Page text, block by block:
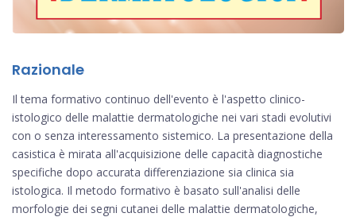
Razionale
Il tema formativo continuo dell'evento è l'aspetto clinico-
istologico delle malattie dermatologiche nei vari stadi evolutivi
con o senza interessamento sistemico. La presentazione della
casistica è mirata all'acquisizione delle capacità diagnostiche
specifiche dopo accurata differenziazione sia clinica sia
istologica. Il metodo formativo è basato sull'analisi delle
morfologie dei segni cutanei delle malattie dermatologiche,